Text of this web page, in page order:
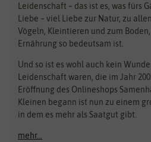
Obstsamen
Pilzbrut
Rasensamen
Steckzwiebeln
Zimmer & Kübelpflanzen
Kataloge
Schnäppchen
Anzucht & Gartenzubehör
Anzuchtschalen
Bingenheimer Saatgut
BioBalu
Bionana
BIOWOL
Blumicorn
Bûten Birds
Leidenschaft – das ist es, was fürs
Liebe – viel Liebe zur Natur, zu
Vögeln, Kleintieren und zum
Ernährung so bedeutsam ist.
Und so ist es wohl auch kein
Leidenschaft waren, die im Jahr
Eröffnung des Onlineshops
Kleinen begann ist nun zu einem
in dem es mehr als Saatgut gibt.
mehr...